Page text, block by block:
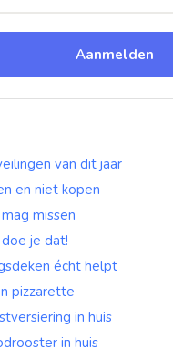
Aanmelden
van dit jaar
en niet kopen
missen
je dat!
écht helpt
pizzarette
in huis
in huis